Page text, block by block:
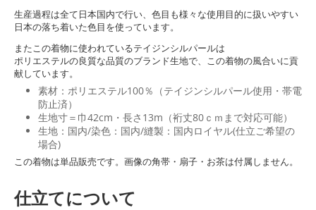
生産過程は全て日本国内で行い、色目も様々な使用目的に扱いやすい
日本の落ち着いた色目を使っています。
またこの着物に使われているテイジンシルパールは
ポリエステルの良質な品質のブランド生地で、この着物の風合いに貢
献しています。
素材：ポリエステル100％（テイジンシルパール使用・帯電
防止済）
生地寸＝巾42cm・長さ13m（裄丈80ｃｍまで対応可能）
生地：国内/染色：国内/縫製：国内ロイヤル(仕立ご希望の
場合)
この着物は単品販売です。画像の角帯・扇子・お茶は付属しません。
仕立てについて